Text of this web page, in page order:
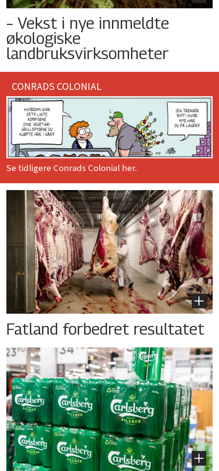
– Vekst i nye innmeldte
økologiske
landbruksvirksomheter
CONRADS COLONIAL
Se tidligere Conrads Colonial her.
Fatland forbedret resultatet